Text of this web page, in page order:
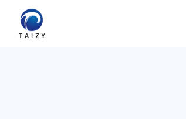
content